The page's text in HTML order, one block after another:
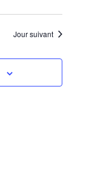
Jour suivant